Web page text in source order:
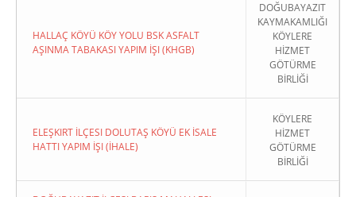
HALLAÇ KÖYÜ KÖY YOLU BSK ASFALT
AŞINMA TABAKASI YAPIM İŞI (KHGB)
DOĞUBAYAZIT
KAYMAKAMLIĞI
KÖYLERE
HİZMET
GÖTÜRME
BİRLİĞİ
ELEŞKIRT İLÇESI DOLUTAŞ KÖYÜ EK İSALE
HATTI YAPIM İŞI (İHALE)
KÖYLERE
HİZMET
GÖTÜRME
BİRLİĞİ